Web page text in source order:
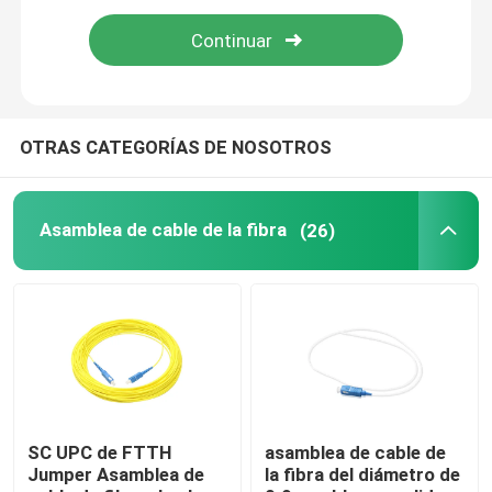
Cable de fribra óptica
Bucle invertido de la fibra óptica
solución FTTH
Conector de la fibra óptica
Adaptador de la fibra óptica
Atenuador de la fibra óptica
OTRAS CATEGORÍAS DE NOSOTROS
Asamblea de cable de la fibra (26)
SC UPC de FTTH
Jumper Asamblea de
asamblea de cable de
la fibra del diámetro de